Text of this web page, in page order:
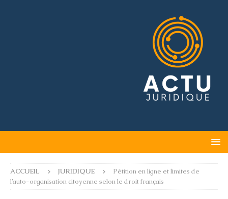
ACCUEIL JURIDIQUE
Pétition en ligne et limites de
l’auto-organisation citoyenne selon le droit français